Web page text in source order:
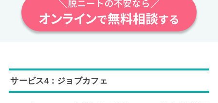
サービス4：ジョブカフェ